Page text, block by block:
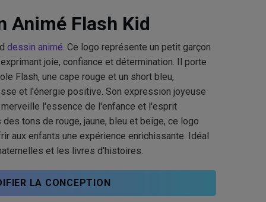
Animé Flash Kid
dessin animé. Ce logo représente un petit garçon
joie, confiance et détermination. Il porte
Flash, une cape rouge et un short bleu,
et l'énergie positive. Son expression joyeuse
l'essence de l'enfance et l'esprit
tons de rouge, jaune, bleu et beige, ce logo
aux enfants une expérience enrichissante. Idéal
et les livres d'histoires.
LA CONCEPTION